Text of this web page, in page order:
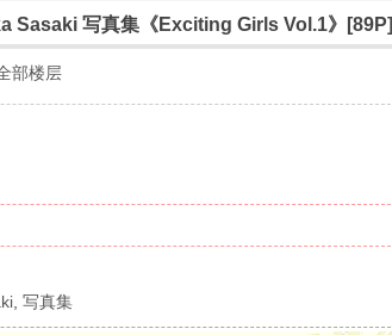
Sasaki 写真集《Exciting Girls Vol.1》[89P]
部楼层
,写真集